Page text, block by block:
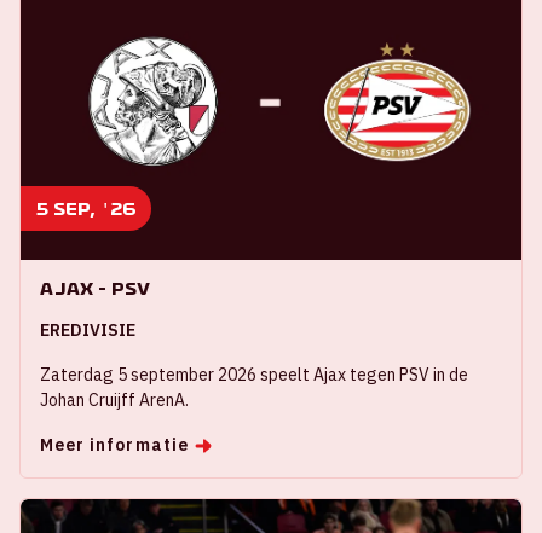
5 sep, '26
Ajax - PSV
EREDIVISIE
Zaterdag 5 september 2026 speelt Ajax tegen PSV in de
Johan Cruijff ArenA.
Meer informatie